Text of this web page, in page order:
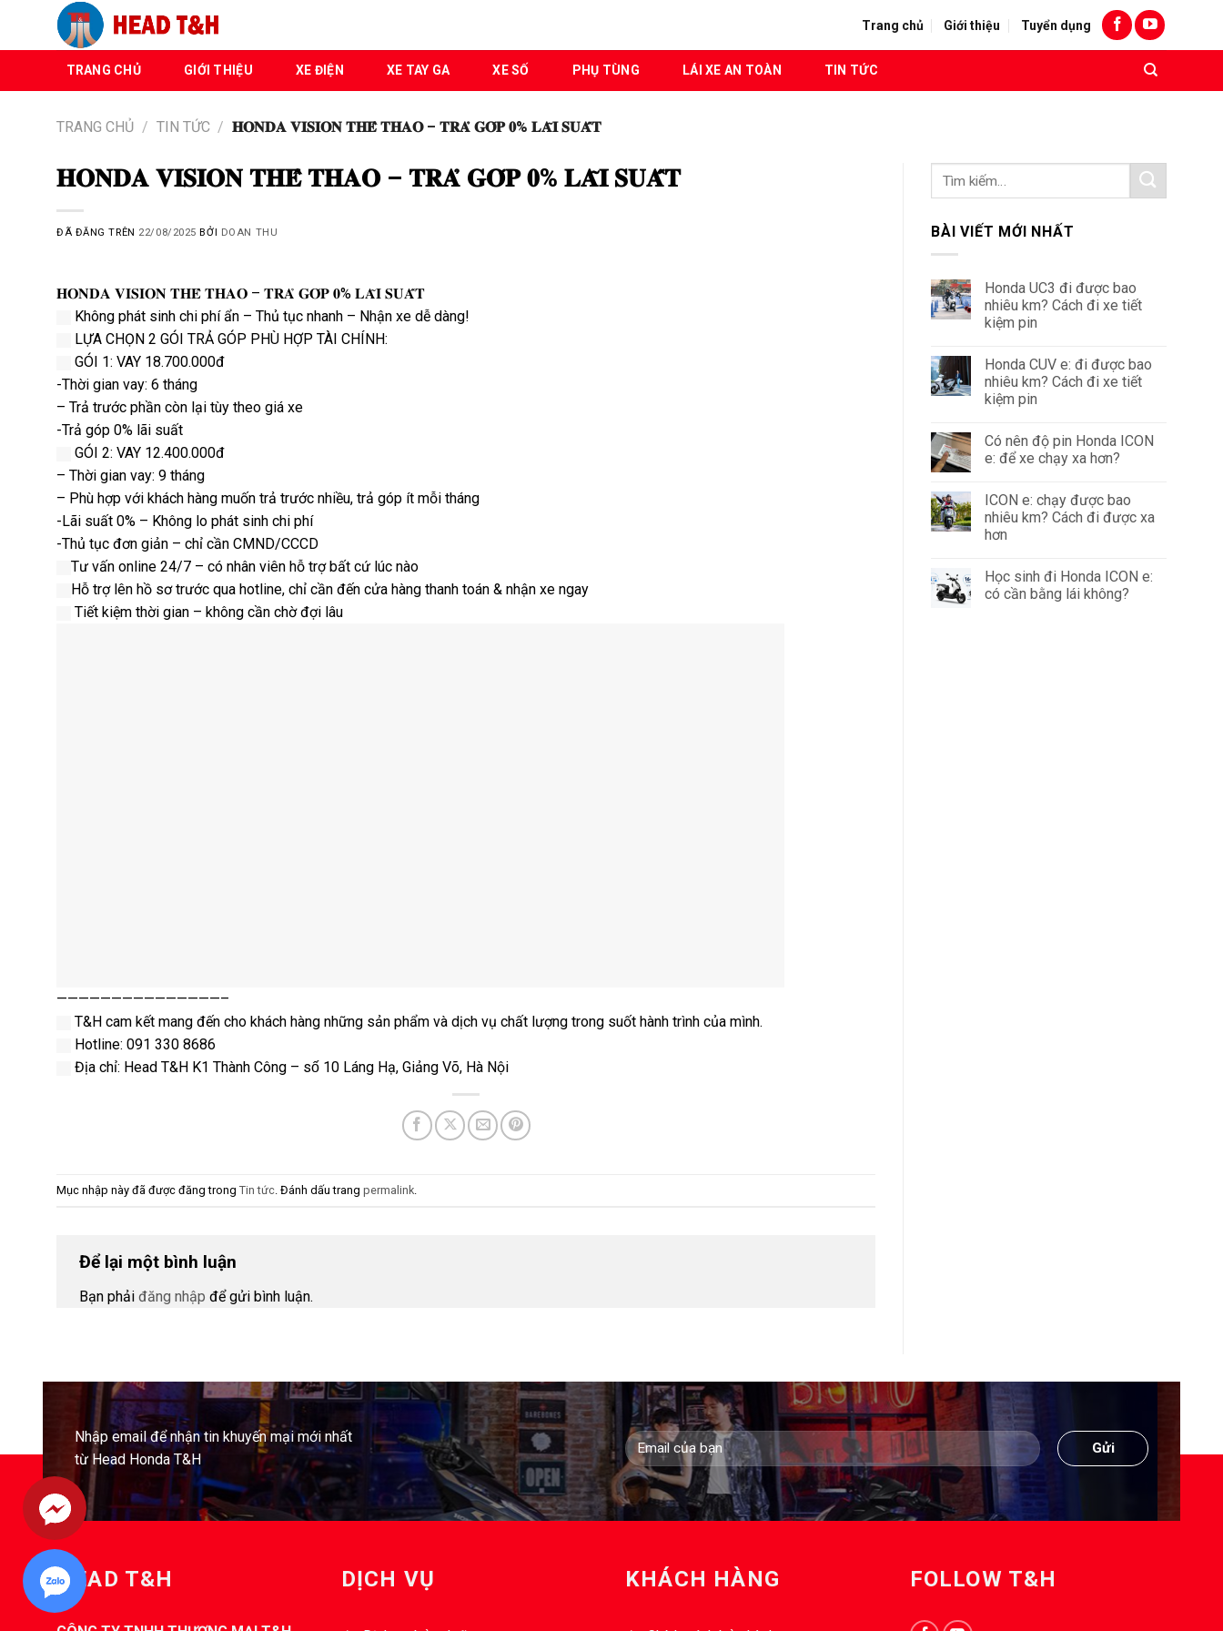
nội
Trang chủ Giới thiệu Tuyển dụng
TRANG CHỦ GIỚI THIỆU XE ĐIỆN XE TAY GA XE SỐ PHỤ TÙNG LÁI XE AN TOÀN TIN TỨC
TRANG CHỦ / TIN TỨC / 𝐇𝐎𝐍𝐃𝐀 𝐕𝐈𝐒𝐈𝐎𝐍 𝐓𝐇𝐄̂̉ 𝐓𝐇𝐀𝐎 – 𝐓𝐑𝐀̉ 𝐆𝐎́𝐏 𝟎% 𝐋𝐀̃𝐈 𝐒𝐔𝐀̂́𝐓
𝐇𝐎𝐍𝐃𝐀 𝐕𝐈𝐒𝐈𝐎𝐍 𝐓𝐇𝐄̂̉ 𝐓𝐇𝐀𝐎 – 𝐓𝐑𝐀̉ 𝐆𝐎́𝐏 𝟎% 𝐋𝐀̃𝐈 𝐒𝐔𝐀̂́𝐓
ĐÃ ĐĂNG TRÊN 22/08/2025 BỞI DOAN THU
𝐇𝐎𝐍𝐃𝐀 𝐕𝐈𝐒𝐈𝐎𝐍 𝐓𝐇𝐄̂̉ 𝐓𝐇𝐀𝐎 – 𝐓𝐑𝐀̉ 𝐆𝐎́𝐏 𝟎% 𝐋𝐀̃𝐈 𝐒𝐔𝐀̂́𝐓
Không phát sinh chi phí ẩn – Thủ tục nhanh – Nhận xe dễ dàng!
LỰA CHỌN 2 GÓI TRẢ GÓP PHÙ HỢP TÀI CHÍNH:
GÓI 1: VAY 18.700.000đ
-Thời gian vay: 6 tháng
– Trả trước phần còn lại tùy theo giá xe
-Trả góp 0% lãi suất
GÓI 2: VAY 12.400.000đ
– Thời gian vay: 9 tháng
– Phù hợp với khách hàng muốn trả trước nhiều, trả góp ít mỗi tháng
-Lãi suất 0% – Không lo phát sinh chi phí
-Thủ tục đơn giản – chỉ cần CMND/CCCD
Tư vấn online 24/7 – có nhân viên hỗ trợ bất cứ lúc nào
Hỗ trợ lên hồ sơ trước qua hotline, chỉ cần đến cửa hàng thanh toán & nhận xe ngay
Tiết kiệm thời gian – không cần chờ đợi lâu
———————————————–
T&H cam kết mang đến cho khách hàng những sản phẩm và dịch vụ chất lượng trong suốt hành trình của mình.
Hotline: 091 330 8686
Địa chỉ: Head T&H K1 Thành Công – số 10 Láng Hạ, Giảng Võ, Hà Nội
Mục nhập này đã được đăng trong Tin tức . Đánh dấu trang permalink
Để lại một bình luận
Bạn phải đăng nhập để gửi bình luận.
BÀI VIẾT MỚI NHẤT
Honda UC3 đi được bao
nhiêu km? Cách đi xe tiết
kiệm pin
Honda CUV e: đi được bao
nhiêu km? Cách đi xe tiết
kiệm pin
Có nên độ pin Honda ICON
e: để xe chạy xa hơn?
ICON e: chạy được bao
nhiêu km? Cách đi được xa
hơn
Học sinh đi Honda ICON e:
có cần bằng lái không?
Nhập email để nhận tin khuyến mại mới nhất
từ Head Honda T&H
HEAD T&H DỊCH VỤ KHÁCH HÀNG FOLLOW T&H